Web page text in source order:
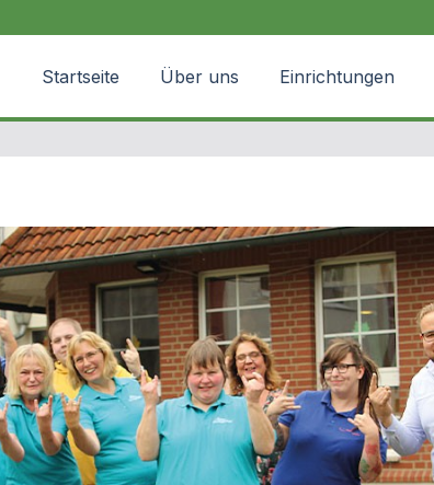
Startseite Über uns Einrichtungen